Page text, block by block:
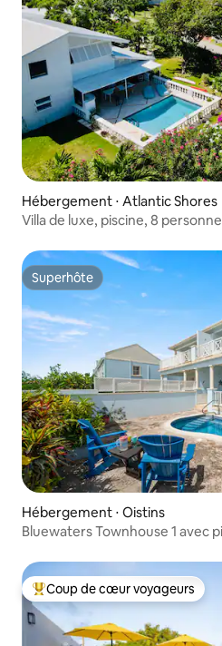
Hébergement ⋅ Atlantic Shores
Villa de luxe, piscine, 8
Superhôte
Superhôte
Hébergement ⋅ Oistins
Bluewaters Townhouse 1 avec
Coups de cœur voyageurs les
Coup de cœur voyageurs